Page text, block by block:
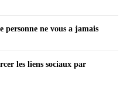
personne ne vous a jamais
les liens sociaux par